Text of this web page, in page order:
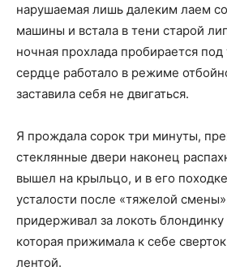
нарушаемая лишь далеким лаем
машины и встала в тени старой
ночная прохлада пробирается
сердце работало в режиме
заставила себя не двигаться.
Я прождала сорок три минуты,
стеклянные двери наконец
вышел на крыльцо, и в его
усталости после «тяжелой
придерживал за локоть
которая прижимала к себе
лентой.